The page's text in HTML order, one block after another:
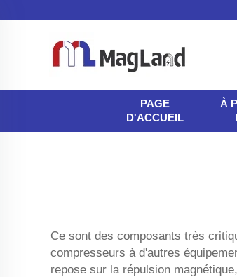
PAGE
D'ACCUEIL
À
Ce sont des composants très
compresseurs à d'autres
repose sur la répulsion